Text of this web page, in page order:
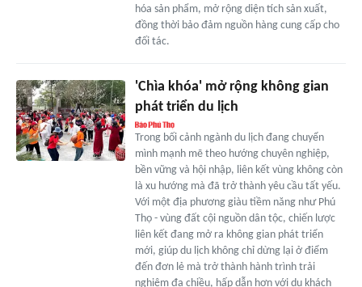
hóa sản phẩm, mở rộng diện tích sản xuất,
đồng thời bảo đảm nguồn hàng cung cấp cho
đối tác.
'Chìa khóa' mở rộng không gian
phát triển du lịch
Trong bối cảnh ngành du lịch đang chuyển
mình mạnh mẽ theo hướng chuyên nghiệp,
bền vững và hội nhập, liên kết vùng không còn
là xu hướng mà đã trở thành yêu cầu tất yếu.
Với một địa phương giàu tiềm năng như Phú
Thọ - vùng đất cội nguồn dân tộc, chiến lược
liên kết đang mở ra không gian phát triển
mới, giúp du lịch không chỉ dừng lại ở điểm
đến đơn lẻ mà trở thành hành trình trải
nghiệm đa chiều, hấp dẫn hơn với du khách